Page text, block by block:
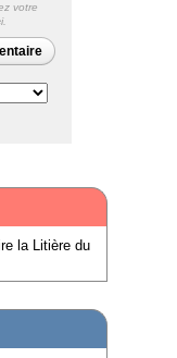
votre
la Litière du